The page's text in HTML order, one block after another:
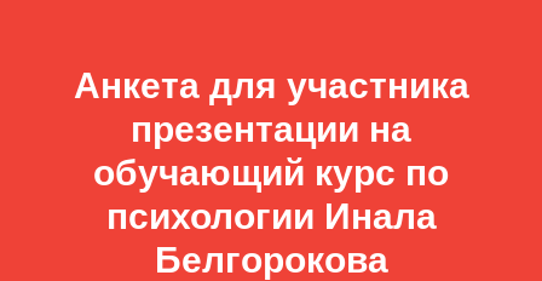
Анкета для участника
презентации на
обучающий курс по
психологии Инала
Белгорокова